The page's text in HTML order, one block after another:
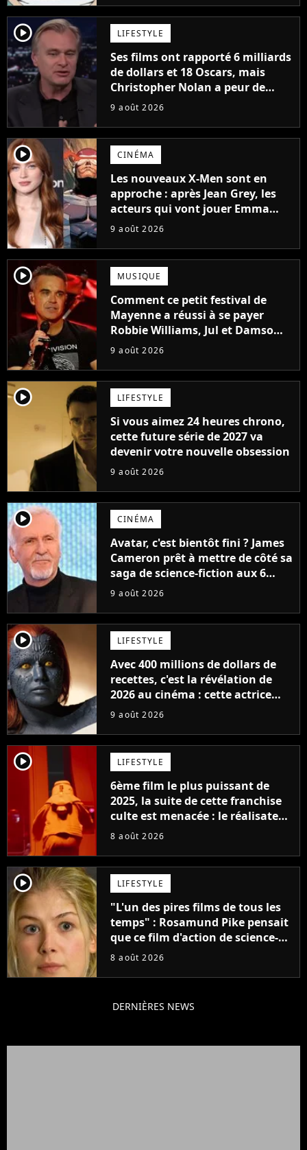
player2 LIFESTYLE
Ses films ont rapporté 6 milliards
de dollars et 18 Oscars, mais
Christopher Nolan a peur de
tourner un genre de films très
9 août 2026
player2 CINÉMA
Les nouveaux X-Men sont en
approche : après Jean Grey, les
acteurs qui vont jouer Emma
Frost et Cyclope trouvés !
9 août 2026
player2 MUSIQUE
Comment ce petit festival de
Mayenne a réussi à se payer
Robbie Williams, Jul et Damso
cette année ?
9 août 2026
player2 LIFESTYLE
Si vous aimez 24 heures chrono,
cette future série de 2027 va
devenir votre nouvelle obsession
9 août 2026
player2 CINÉMA
Avatar, c'est bientôt fini ? James
Cameron prêt à mettre de côté sa
saga de science-fiction aux 6
milliards de recettes
9 août 2026
player2 LIFESTYLE
Avec 400 millions de dollars de
recettes, c'est la révélation de
2026 au cinéma : cette actrice
adorée prête à remplacer
9 août 2026
player2 LIFESTYLE
6ème film le plus puissant de
2025, la suite de cette franchise
culte est menacée : le réalisateur
claque la porte pour "différends
8 août 2026
player2 LIFESTYLE
"L'un des pires films de tous les
temps" : Rosamund Pike pensait
que ce film d'action de science-
fiction avec Dwayne Johnson
8 août 2026
DERNIÈRES NEWS